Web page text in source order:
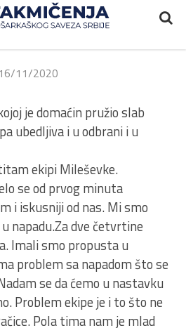
11/2020
je domaćin pružio slab
ubedljiva i u odbrani i u
ekipi Mileševke.
se od prvog minuta
i iskusniji od nas. Mi smo
napadu.Za dve četvrtine
Imali smo propusta u
problem sa napadom što se
se da ćemo u nastavku
Problem ekipe je i to što ne
Pola tima nam je mlad